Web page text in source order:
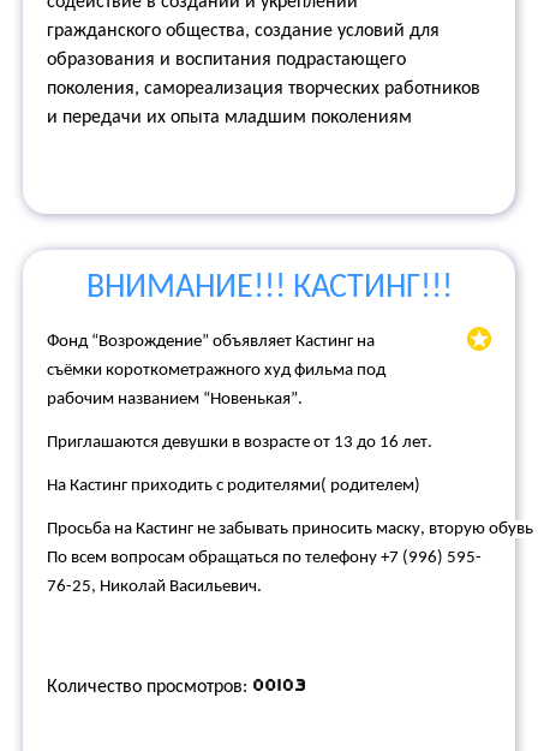
гражданского общества, создание условий для
образования и воспитания подрастающего
поколения, самореализация творческих работников
и передачи их опыта младшим поколениям
ВНИМАНИЕ!!! КАСТИНГ!!!
Фонд “Возрождение” объявляет Кастинг на
съёмки короткометражного худ фильма под
рабочим названием “Новенькая”.
Приглашаются девушки в возрасте от 13 до 16 лет.
На Кастинг приходить с родителями( родителем)
Просьба на Кастинг не забывать приносить маску, вторую
По всем вопросам обращаться по телефону +7 (996) 595-
76-25, Николай Васильевич.
Количество просмотров: